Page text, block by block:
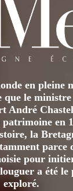
en pleine
que le
André
en
la
parce
pour
a été
exploré.